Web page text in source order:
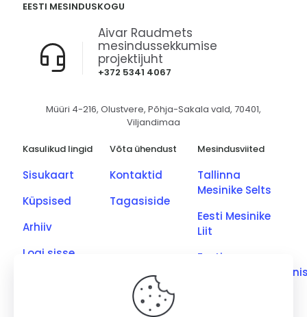
EESTI MESINDUSKOGU
+372 5341 4067
Aivar Raudmets
mesindussekkumise
projektijuht
Müüri 4-216, Olustvere, Põhja-Sakala vald, 70401,
Viljandimaa
Kasulikud lingid
Sisukaart
Küpsised
Arhiiv
Logi sisse
Võta ühendust
Kontaktid
Tagasiside
Mesindusviited
Tallinna
Mesinike Selts
Eesti Mesinike
Liit
Eesti